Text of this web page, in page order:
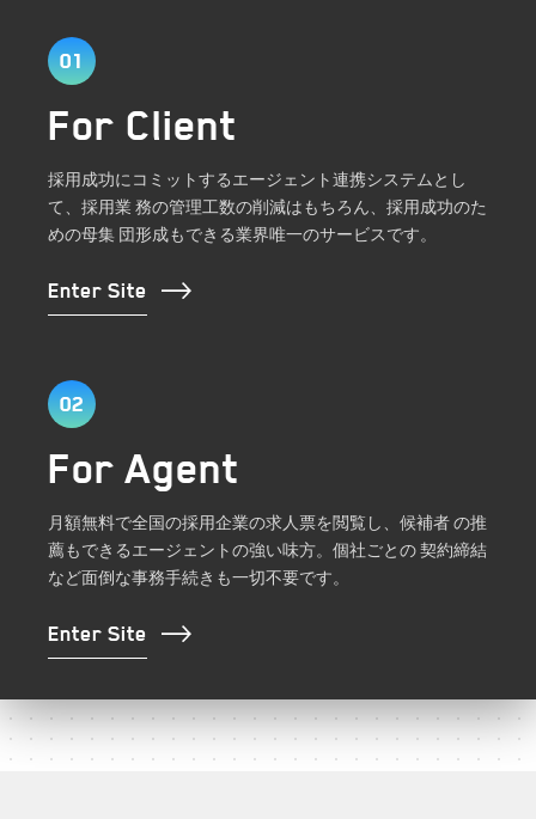
01
For Client
採用成功にコミットするエージェント連携システムとし
て、採用業 務の管理工数の削減はもちろん、採用成功のた
めの母集 団形成もできる業界唯一のサービスです。
Enter Site
02
For Agent
月額無料で全国の採用企業の求人票を閲覧し、候補者 の推
薦もできるエージェントの強い味方。個社ごとの 契約締結
など面倒な事務手続きも一切不要です。
Enter Site